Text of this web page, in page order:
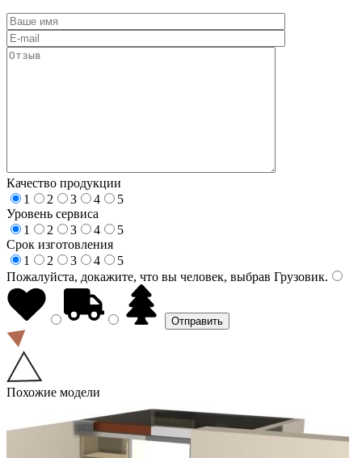
Качество продукции
1
2 3 4
5
Уровень сервиса
1
2 3 4
5
Срок изготовления
1
2 3 4
5
Пожалуйста, докажите, что вы человек, выбрав Грузовик.
Похожие модели